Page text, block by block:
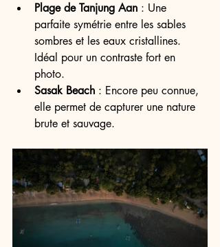
Plage de Tanjung Aan : Une
parfaite symétrie entre les sables
sombres et les eaux cristallines.
Idéal pour un contraste fort en
photo.
Sasak Beach : Encore peu connue,
elle permet de capturer une nature
brute et sauvage.